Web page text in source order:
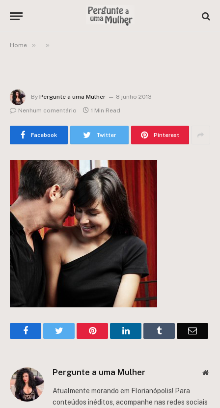
Home » »
By Pergunte a uma Mulher
8 junho 2013
Nenhum comentário
1 Min Read
Facebook Twitter Pinterest
FacebookTwitter Pinterest LinkedInTumblr Email
Pergunte a uma Mulher
Atualmente morando em Florianópolis! Para
conteúdos inéditos, acompanhe nas redes sociais